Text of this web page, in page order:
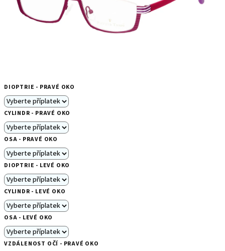
DIOPTRIE - PRAVÉ OKO
CYLINDR - PRAVÉ OKO
OSA - PRAVÉ OKO
DIOPTRIE - LEVÉ OKO
CYLINDR - LEVÉ OKO
OSA - LEVÉ OKO
VZDÁLENOST OČÍ - PRAVÉ OKO